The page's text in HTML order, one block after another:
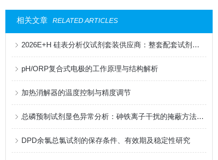
相关文章 RELATED ARTICLES
2026E+H 硅表分析仪试剂套装供应商：整套配套试剂，适配电厂在线监测场景
pH/ORP复合式电极的工作原理与结构解析
加热消解器的温度控制与精度调节
总磷预制试剂显色异常分析：砷铁离子干扰的掩蔽方法与质控样验证
DPD余氯总氯试剂的保存条件、有效期及稳定性研究